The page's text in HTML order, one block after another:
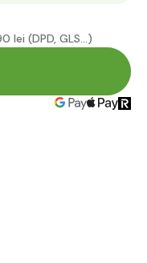
lei (DPD, GLS...)